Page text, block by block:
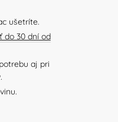
ušetríte.
do 30 dní od
aj pri